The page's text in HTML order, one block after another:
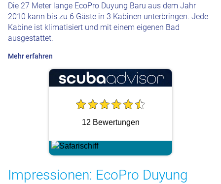
Die 27 Meter lange EcoPro Duyung Baru aus dem Jahr
2010 kann bis zu 6 Gäste in 3 Kabinen unterbringen. Jede
Kabine ist klimatisiert und mit einem eigenen Bad
ausgestattet.
Mehr erfahren
12 Bewertungen
Impressionen: EcoPro Duyung